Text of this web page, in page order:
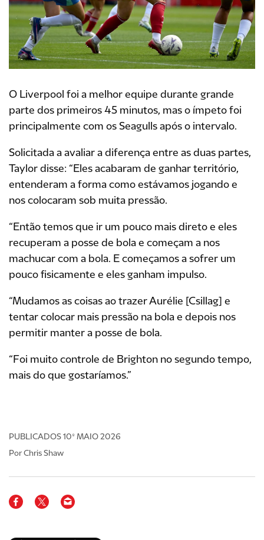
O Liverpool foi a melhor equipe durante grande
parte dos primeiros 45 minutos, mas o ímpeto foi
principalmente com os Seagulls após o intervalo.
Solicitada a avaliar a diferença entre as duas partes,
Taylor disse: “Eles acabaram de ganhar território,
entenderam a forma como estávamos jogando e
nos colocaram sob muita pressão.
“Então temos que ir um pouco mais direto e eles
recuperam a posse de bola e começam a nos
machucar com a bola. E começamos a sofrer um
pouco fisicamente e eles ganham impulso.
“Mudamos as coisas ao trazer Aurélie [Csillag] e
tentar colocar mais pressão na bola e depois nos
permitir manter a posse de bola.
“Foi muito controle de Brighton no segundo tempo,
mais do que gostaríamos.”
PUBLICADOS 10º MAIO 2026
Por Chris Shaw